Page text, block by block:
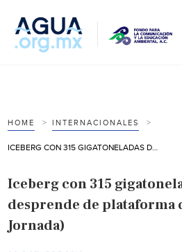
HOME INTERNACIONALES
Iceberg con 315
desprende de plataforma
Jornada)